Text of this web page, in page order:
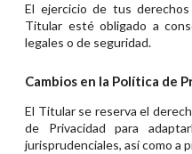
El ejercicio de tus
Titular esté obligado a
legales o de seguridad.
Cambios en la Política de
El Titular se reserva el
de Privacidad para
jurisprudenciales, así como a